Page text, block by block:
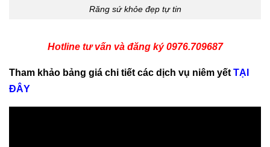
Răng sứ khỏe đẹp tự tin
Hotline tư vấn và đăng ký 0976.709687
Tham khảo bảng giá chi tiết các dịch vụ niêm yết TẠI
ĐÂY